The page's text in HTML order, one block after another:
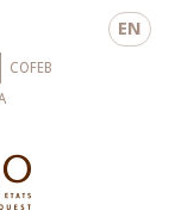
EN
COFEB